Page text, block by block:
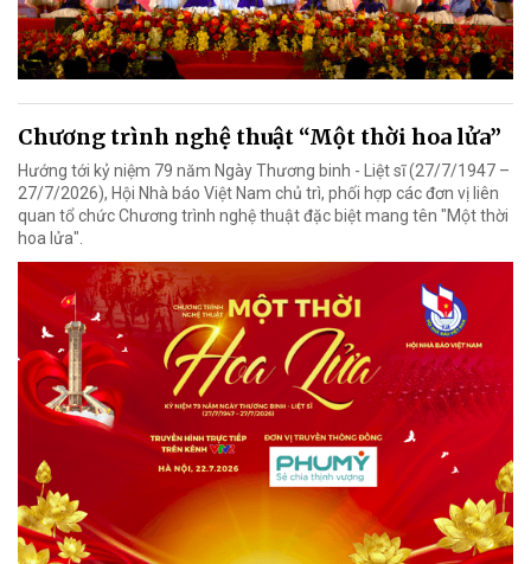
Chương trình nghệ thuật “Một thời hoa lửa”
Hướng tới kỷ niệm 79 năm Ngày Thương binh - Liệt sĩ (27/7/1947 –
27/7/2026), Hội Nhà báo Việt Nam chủ trì, phối hợp các đơn vị liên
quan tổ chức Chương trình nghệ thuật đặc biệt mang tên "Một thời
hoa lửa".